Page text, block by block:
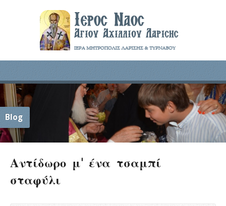
Blog
Αντίδωρο μ’ ένα τσαμπί
σταφύλι